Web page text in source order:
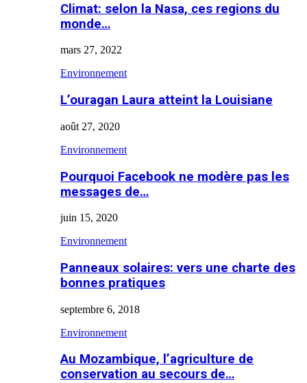
Climat: selon la Nasa, ces regions du
monde…
mars 27, 2022
Environnement
L’ouragan Laura atteint la Louisiane
août 27, 2020
Environnement
Pourquoi Facebook ne modère pas les
messages de…
juin 15, 2020
Environnement
Panneaux solaires: vers une charte des
bonnes pratiques
septembre 6, 2018
Environnement
Au Mozambique, l’agriculture de
conservation au secours de…